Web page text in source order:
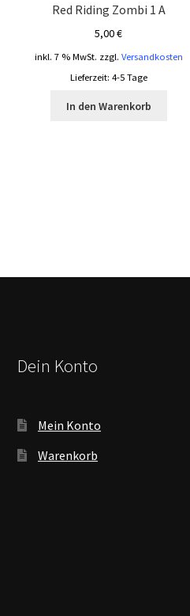
Red Riding Zombi 1 A
5,00€
inkl. 7 % MwSt. zzgl. Versandkosten
Lieferzeit: 4-5 Tage
In den Warenkorb
Dein Konto
Mein Konto
Warenkorb